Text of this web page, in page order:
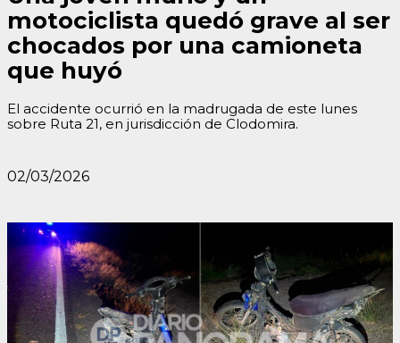
motociclista quedó grave al ser
chocados por una camioneta
que huyó
El accidente ocurrió en la madrugada de este lunes
sobre Ruta 21, en jurisdicción de Clodomira.
02/03/2026